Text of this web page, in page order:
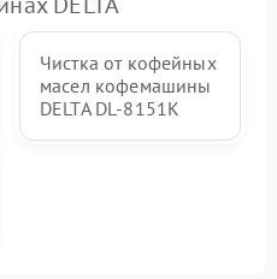
Чистка от кофейных
масел кофемашины
DELTA DL-8151K